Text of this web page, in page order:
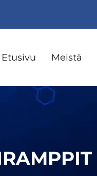
Etusivu Meistä